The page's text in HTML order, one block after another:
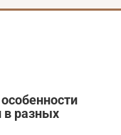
разных